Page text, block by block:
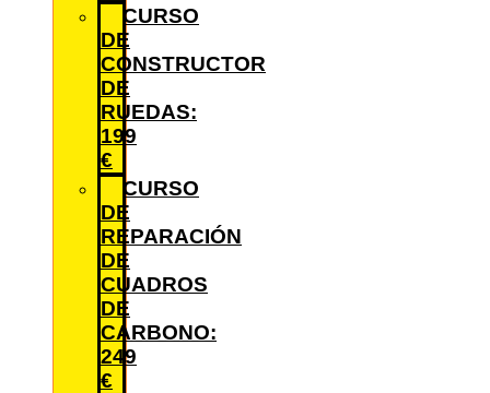
CURSO
DE
CONSTRUCTOR
DE
RUEDAS:
199
€
CURSO
DE
REPARACIÓN
DE
CUADROS
DE
CARBONO:
249
€